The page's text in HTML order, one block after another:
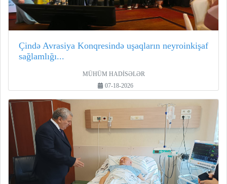
Çində Avrasiya Konqresində uşaqların neyroinkişaf
sağlamlığı...
MÜHÜM HADİSƏLƏR
07-18-2026